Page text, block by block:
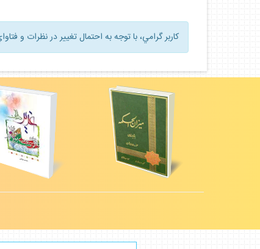
كاربر گرامي، با توجه به احتمال تغيير در نظرات و